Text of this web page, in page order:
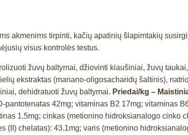
akmenims tirpinti, kačių apatinių šlapimtakių
visus kontrolės testus.
žuvų baltymai, džiovinti kiaušiniai, žuvų
ekstraktas (manano-oligosacharidų šaltinis),
dehidratuoti žuvų baltymai. Priedai/kg –
42mg; vitaminas B2 17mg; vitaminas
1.5mg; cinkas (metionino hidroksianalogo cinko
chelatas): 43.1mg; varis (metionino